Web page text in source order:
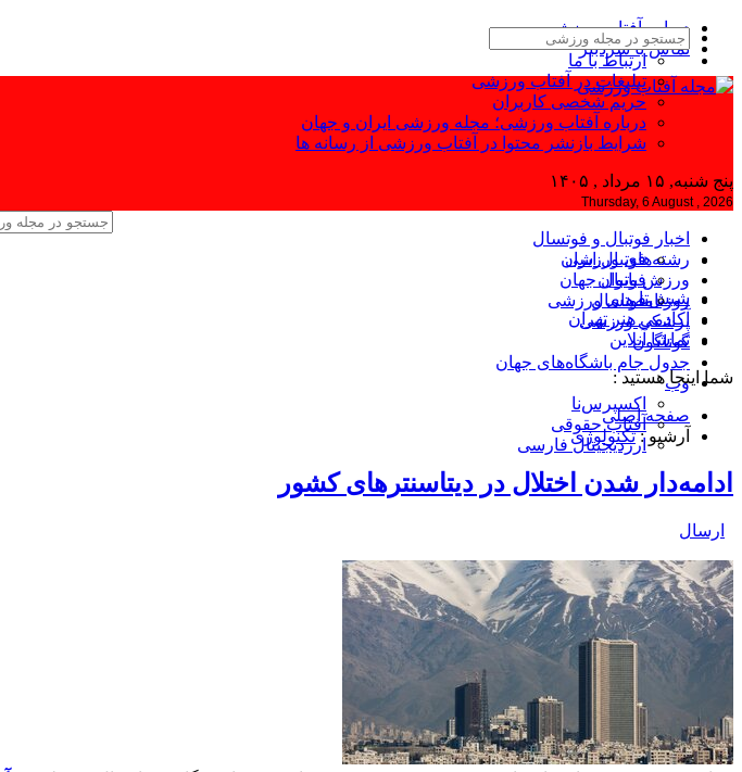
درباره آفتاب ورزشی
تماس با سردبیر
ارتباط با ما
تبلیغات در آفتاب ورزشی
حریم شخصی کاربران
درباره آفتاب ورزشی؛ مجله ورزشی ایران و جهان
شرایط بازنشر محتوا در آفتاب ورزشی از رسانه ها
پنج شنبه, ۱۵ مرداد , ۱۴۰۵
Thursday, 6 August , 2026
اخبار فوتبال و فوتسال
فوتبال ایران
فوتبال جهان
فوتسال
رشته‌های ورزشی
ورزش بانوان
روزنامه‌های ورزشی
پزشکی ورزشی
گوناگون
جدول جام باشگاه‌های جهان
وب
اکسپرس‌نا
آفتاب حقوقی
ارزدیجیتال فارسی
شیش‌تا
آکادمی هنر تهران
تماشا آنلاین
شما اینجا هستید :
صفحه اصلی
آرشیو :تکنولوژی
ادامه‌دار شدن اختلال در دیتاسنترهای کشور
ارسال